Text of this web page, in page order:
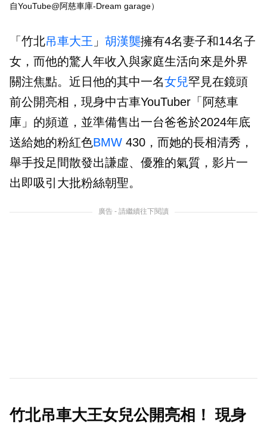
自YouTube@阿慈車庫-Dream garage）
「竹北吊車大王 」 胡漢龑擁有4名妻子和14名子
女，而他的驚人年收入與家庭生活向來是外界
關注焦點。近日他的其中一名女兒罕見在鏡頭
前公開亮相，現身中古車YouTuber「阿慈車
庫」的頻道，並準備售出一台爸爸於2024年底
送給她的粉紅色BMW 430，而她的長相清秀，
舉手投足間散發出謙虛、優雅的氣質，影片一
出即吸引大批粉絲朝聖。
廣告 - 請繼續往下閱讀
竹北吊車大王女兒公開亮相！ 現身